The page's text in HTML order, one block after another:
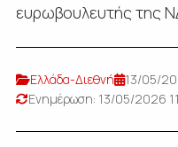
ευρωβουλευτής της
Ελλάδα-Διεθνή
13/05/
Ενημέρωση: 13/05/2026